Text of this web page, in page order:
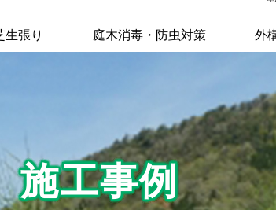
生張り 庭木消毒・防虫対策 外
施工事例